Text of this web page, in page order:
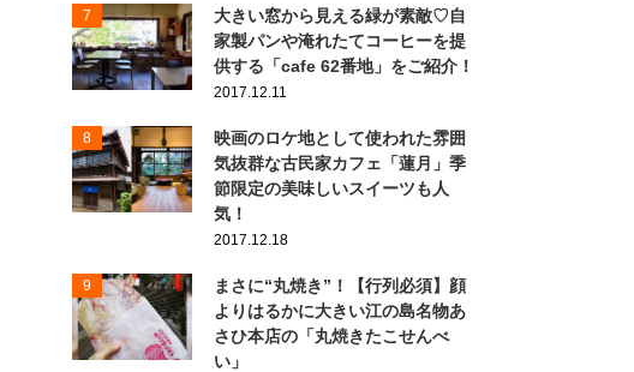
7
大きい窓から見える緑が素敵♡自
家製パンや淹れたてコーヒーを提
供する「cafe 62番地」をご紹介！
2017.12.11
8
映画のロケ地として使われた雰囲
気抜群な古民家カフェ「蓮月」季
節限定の美味しいスイーツも人
気！
2017.12.18
9
まさに“丸焼き”！【行列必須】顔
よりはるかに大きい江の島名物あ
さひ本店の「丸焼きたこせんべ
い」